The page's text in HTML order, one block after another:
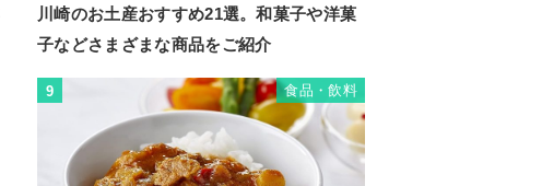
川崎のお土産おすすめ21選。和菓子や洋菓
子などさまざまな商品をご紹介
9 食品・飲料